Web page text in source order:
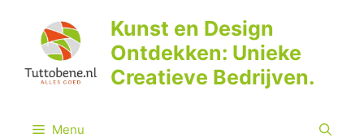
inhoud
Kunst en Design
Ontdekken: Unieke
Creatieve Bedrijven.
Menu